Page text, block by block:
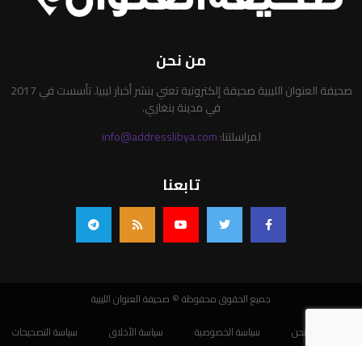
من نحن
صحيفة العنوان الليبية صحيفة إلكترونية تعني بنشر أخبار ليبيا. تأسست في 2017
في مدينة بنغازي.
لمراسلتنا:info@addresslibya.com
تابعنا
جميع الحقوق محفوظة © صحيفة العنوان الليبية
من نحن
سياسة الخصوصية سياسة الأخلاق
سياسة التصحيحات